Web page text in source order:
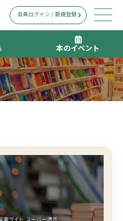
本のイベント
会員ログイン / 新規登録